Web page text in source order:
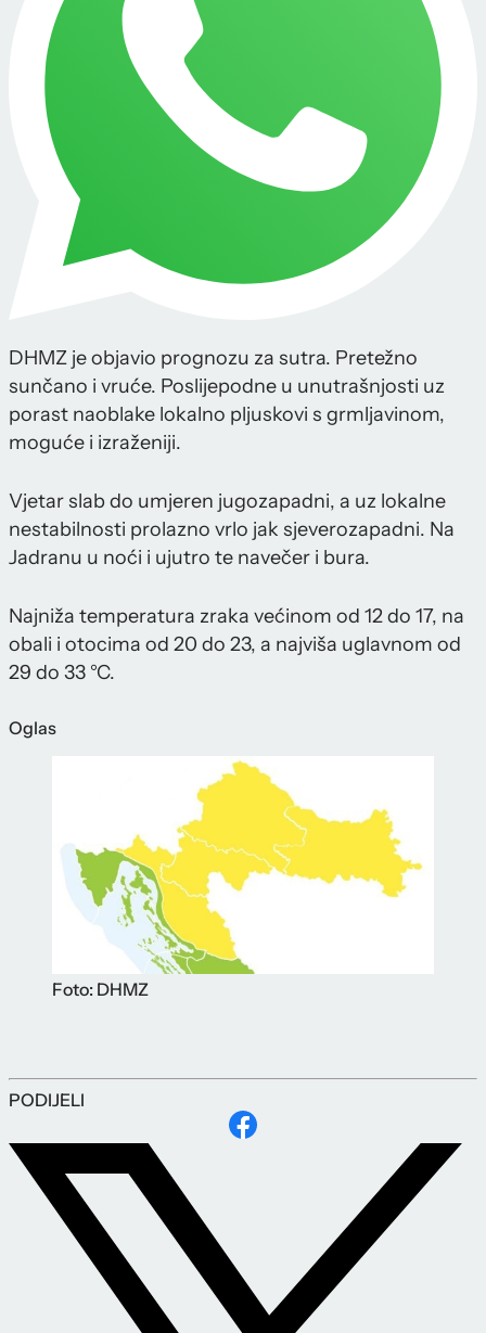
DHMZ je objavio prognozu za sutra. Pretežno
sunčano i vruće. Poslijepodne u unutrašnjosti uz
porast naoblake lokalno pljuskovi s grmljavinom,
moguće i izraženiji.
Vjetar slab do umjeren jugozapadni, a uz lokalne
nestabilnosti prolazno vrlo jak sjeverozapadni. Na
Jadranu u noći i ujutro te navečer i bura.
Najniža temperatura zraka većinom od 12 do 17, na
obali i otocima od 20 do 23, a najviša uglavnom od
29 do 33 °C.
Oglas
Foto: DHMZ
PODIJELI